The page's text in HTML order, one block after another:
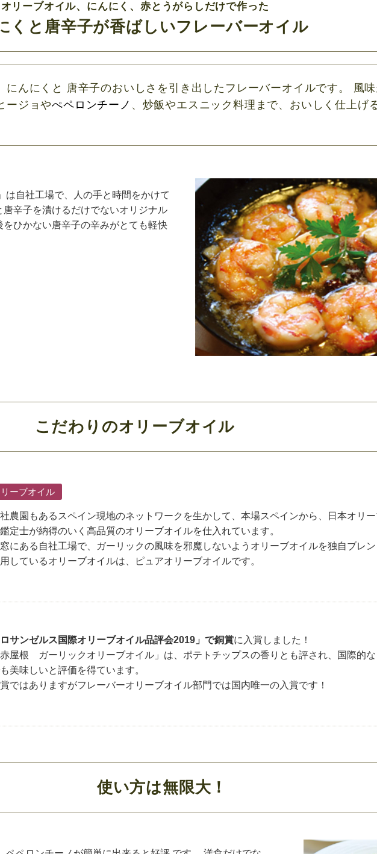
オリーブオイル、にんにく、赤とうがらしだけで作った
くと唐辛子が香ばしいフレーバーオイル
にんにくと 唐辛子のおいしさを引き出したフレーバーオイルです。 風
ージョやぺペロンチーノ 、炒飯やエスニック料理まで、おいしく仕上げ
は自社工場で、人の手と時間をかけて
辛子を漬けるだけでないオリジナル
ひかない唐辛子の辛みがとても軽快
こだわりのオリーブオイル
ーブオイル
農園もあるスペイン現地のネットワークを生かして、本場スペインから、日本オリ
定士が納得のいく高品質のオリーブオイルを仕入れています。
にある自社工場で、ガーリックの風味を邪魔しないようオリーブオイルを独自ブレン
しているオリーブオイルは、ピュアオリーブオイルです。
サンゼルス国際オリーブオイル品評会2019」で銅賞に入賞しました！
屋根 ガーリックオリーブオイル」は、ポテトチップスの香りとも評され、国際的な
美味しいと評価を得ています。
ではありますがフレーバーオリーブオイル部門では国内唯一の入賞です！
使い方は無限大！